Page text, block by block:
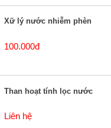
Xữ lý nước nhiễm phèn
100.000đ
Than hoạt tính lọc nước
Liên hệ